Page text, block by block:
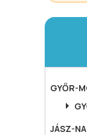
GYŐR-
JÁSZ-